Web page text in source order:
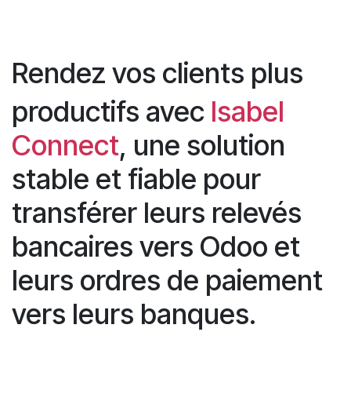
Rendez vos clients plus
productifs avec Isabel
Connect, une solution
stable et fiable pour
transférer leurs relevés
bancaires vers Odoo et
leurs ordres de paiement
vers leurs banques.